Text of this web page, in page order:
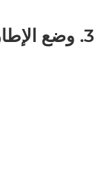
3. وضع الإطارات